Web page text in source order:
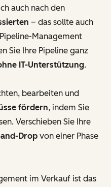
auch nach den
– das sollte auch
Management
Sie Ihre Pipeline ganz
IT-Unterstützung.
bearbeiten und
fördern, indem Sie
Verschieben Sie Ihre
Drop von einer Phase
im Verkauf ist das